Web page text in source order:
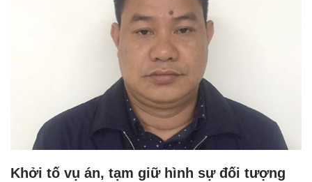
Khởi tố vụ án, tạm giữ hình sự đối tượng